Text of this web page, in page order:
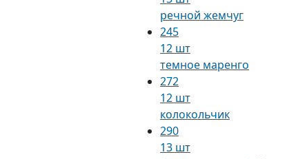
речной жемчуг
245
12 шт
темное маренго
272
12 шт
колокольчик
290
13 шт